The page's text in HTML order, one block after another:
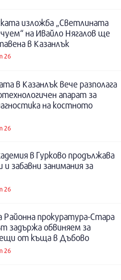
изложба „Светлината
на Ивайло Нягалов ще
в Казанлък
26
в Казанлък вече разполага
апарат за
на костното
26
в Гурково продължава
и забавни занимания за
26
Районна прокуратура-Стара
задържа обвиняем за
от къща в Дъбово
26